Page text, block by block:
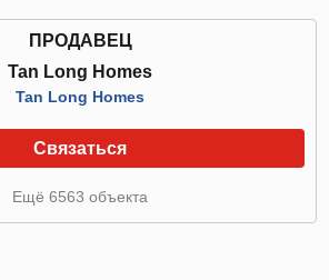
ПРОДАВЕЦ
Tan Long Homes
Tan Long Homes
Связаться
Ещё 6563 объекта